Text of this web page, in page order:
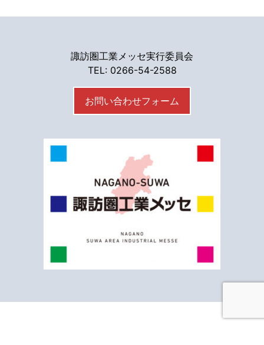
諏訪圏工業メッセ実行委員会
TEL: 0266-54-2588
お問い合わせフォーム